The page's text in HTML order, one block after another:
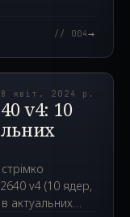
// 004→
квіт. 2024 р.
v4: 10
v4 (10 ядер,
актуальних